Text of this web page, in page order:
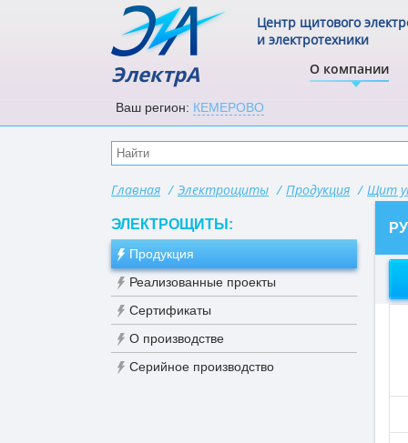
ЭлектрА О компании
Центр щитового
и электротехники
Ваш регион: КЕМЕРОВО
Главная / Электрощиты / Продукция / Щит
ЭЛЕКТРОЩИТЫ:
Продукция
Реализованные проекты
Сертификаты
О производстве
Серийное производство